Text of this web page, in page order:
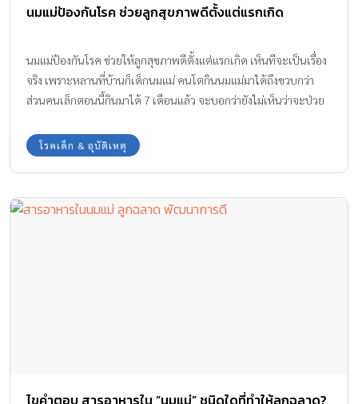
นมแม่ป้องกันโรค ช่วยลูกสุขภาพดีตั้งแต่แรกเกิด
นมแม่ป้องกันโรค ช่วยให้ลูกสุขภาพดีตั้งแต่แรกเกิด เห็นทีจะเป็นเรื่อง
จริง เพราะหลานที่บ้านก็เด็กนมแม่ คนโตกินนมแม่มาได้ถึงขวบกว่า
ส่วนคนเล็กตอนนี้กินมาได้ 7 เดือนแล้ว จะบอกว่ายังไม่เห็นว่าจะป่วย
Baby & Kids จะมาชวนคุณแม่มือใหม่ไปดูพร้อมกันว่าให้ลูกนมแม่
สุขภาพดียังไงกันค่ะ
โรคเด็ก & อุบัติเหตุ